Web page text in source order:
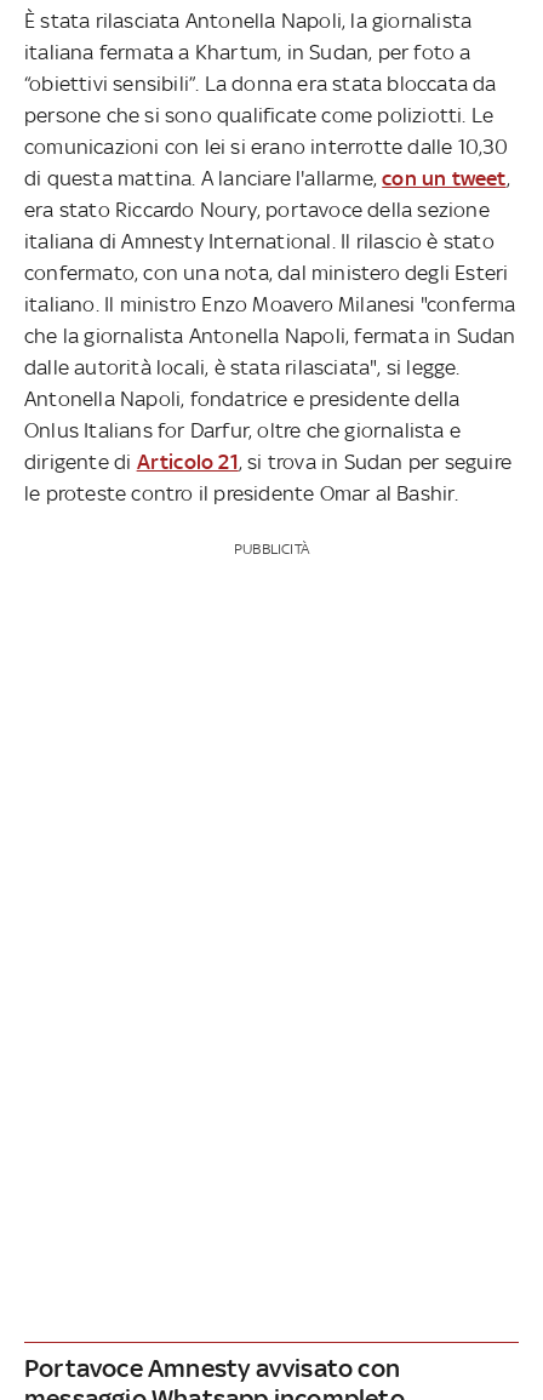
È stata rilasciata Antonella Napoli, la giornalista
italiana fermata a Khartum, in Sudan, per foto a
“obiettivi sensibili”. La donna era stata bloccata da
persone che si sono qualificate come poliziotti. Le
comunicazioni con lei si erano interrotte dalle 10,30
di questa mattina. A lanciare l'allarme,con un tweet,
era stato Riccardo Noury, portavoce della sezione
italiana di Amnesty International. Il rilascio è stato
confermato, con una nota, dal ministero degli Esteri
italiano. Il ministro Enzo Moavero Milanesi "conferma
che la giornalista Antonella Napoli, fermata in Sudan
dalle autorità locali, è stata rilasciata", si legge.
Antonella Napoli, fondatrice e presidente della
Onlus Italians for Darfur, oltre che giornalista e
dirigente di Articolo 21, si trova in Sudan per seguire
le proteste contro il presidente Omar al Bashir.
PUBBLICITÀ
Portavoce Amnesty avvisato con